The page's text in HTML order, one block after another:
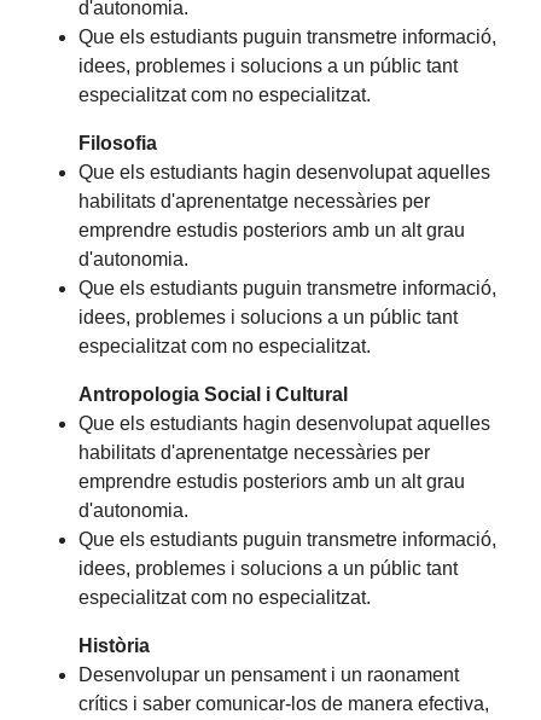
d'autonomia.
Que els estudiants puguin transmetre informació,
idees, problemes i solucions a un públic tant
especialitzat com no especialitzat.
Filosofia
Que els estudiants hagin desenvolupat aquelles
habilitats d'aprenentatge necessàries per
emprendre estudis posteriors amb un alt grau
d'autonomia.
Que els estudiants puguin transmetre informació,
idees, problemes i solucions a un públic tant
especialitzat com no especialitzat.
Antropologia Social i Cultural
Que els estudiants hagin desenvolupat aquelles
habilitats d'aprenentatge necessàries per
emprendre estudis posteriors amb un alt grau
d'autonomia.
Que els estudiants puguin transmetre informació,
idees, problemes i solucions a un públic tant
especialitzat com no especialitzat.
Història
Desenvolupar un pensament i un raonament
crítics i saber comunicar-los de manera efectiva,